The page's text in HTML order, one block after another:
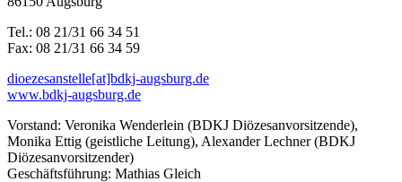
Tel.: 08 21/31 66 34 51
Fax: 08 21/31 66 34 59
dioezesanstelle[at]bdkj-augsburg.de
www.bdkj-augsburg.de
Vorstand: Veronika Wenderlein (BDKJ Diözesanvorsitzende),
Monika Ettig (geistliche Leitung), Alexander Lechner (BDKJ
Diözesanvorsitzender)
Geschäftsführung: Mathias Gleich